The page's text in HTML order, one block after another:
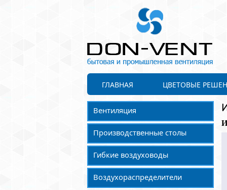
ГЛАВНАЯ ЦВЕТОВЫЕ
Вентиляция
Производственные столы
Гибкие воздуховоды
Воздухораспределители